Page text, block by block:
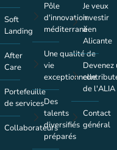
Soft
Landing
After
Care
Portefeuille
de services
Collaborateurs
Pôle
d'innovation
méditerranéen
Une qualité de
vie
exceptionnelle
Des
talents
diversifiés
préparés
Je veux
investir
à
Alicante
Devenez
de l'ALIA
Contact
général